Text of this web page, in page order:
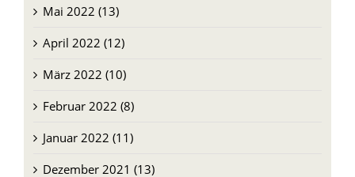
Mai 2022 (13)
April 2022 (12)
März 2022 (10)
Februar 2022 (8)
Januar 2022 (11)
Dezember 2021 (13)